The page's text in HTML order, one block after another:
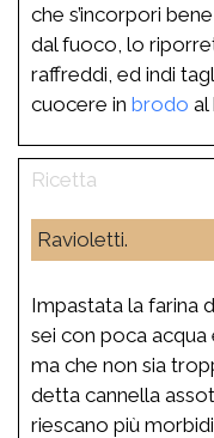
che s’incorpori
dal fuoco, lo
raffreddi, ed indi
cuocere in brodo al
Ravioletti.
Impastata la farina
sei con poca acqua
ma che non sia
detta cannella
riescano più